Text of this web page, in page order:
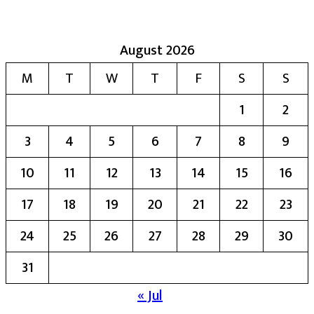
August 2026
M
T W T F S
S
1
2
3
4 5 6 7 8
9
10
11 12 13 14 15
16
17
18 19 20 21 22
23
24
25 26 27 28 29
30
31
« Jul